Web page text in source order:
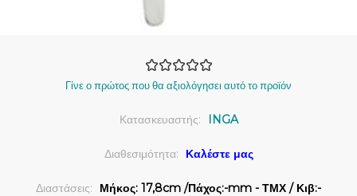
Γίνε ο πρώτος που θα αξιολόγησει αυτό το προϊόν
Κατασκευαστής: INGA
Διαθεσιμότητα: Καλέστε μας
Διαστάσεις:
Μήκος: 17,8cm /Πάχος:-mm - ΤΜΧ / Κιβ:-